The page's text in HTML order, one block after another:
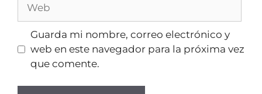
Guarda mi nombre, correo electrónico y
web en este navegador para la próxima vez
que comente.